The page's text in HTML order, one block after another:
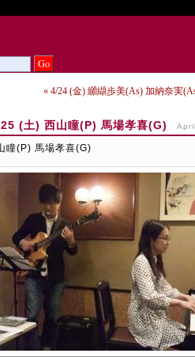
« 4/24 (金) 纐纈歩美(As) 加納奈実
(土) 西山瞳(P) 馬場孝喜(G)
瞳(P) 馬場孝喜(G)